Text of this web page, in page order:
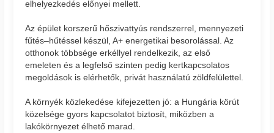
elhelyezkedés előnyei mellett.
Az épület korszerű hőszivattyús rendszerrel, mennyezeti
fűtés–hűtéssel készül, A+ energetikai besorolással. Az
otthonok többsége erkéllyel rendelkezik, az első
emeleten és a legfelső szinten pedig kertkapcsolatos
megoldások is elérhetők, privát használatú zöldfelülettel.
A környék közlekedése kifejezetten jó: a Hungária körút
közelsége gyors kapcsolatot biztosít, miközben a
lakókörnyezet élhető marad.